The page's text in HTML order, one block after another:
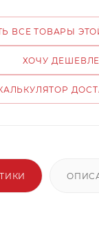
ВСЕ ТОВАРЫ
ХОЧУ ДЕШЕВЛЕ